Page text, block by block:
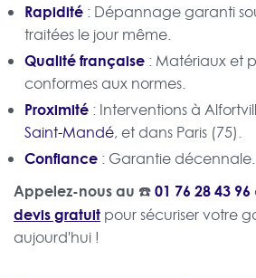
Rapidité : Dépannage garanti
traitées le jour même.
Qualité française : Matériaux et
conformes aux normes.
Proximité : Interventions à
Saint-Mandé, et dans Paris (75).
Confiance : Garantie décennale.
Appelez-nous au ☎️01 76 28 43 96
devis gratuit pour sécuriser votre
aujourd'hui !